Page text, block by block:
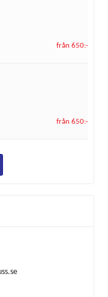
från 650:-
från 650:-